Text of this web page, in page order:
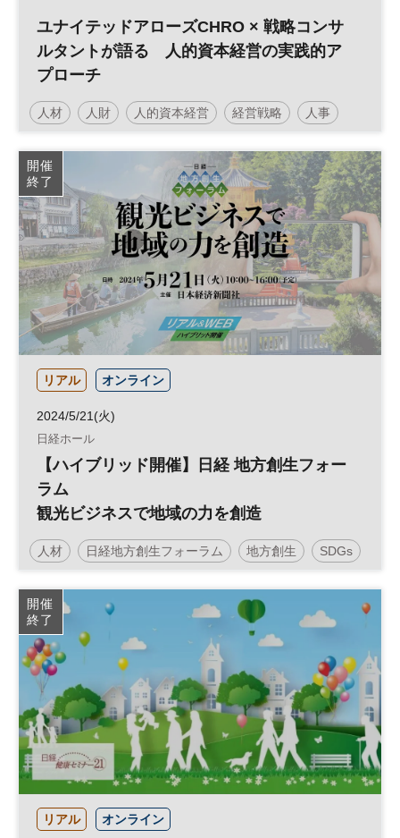
ユナイテッドアローズCHRO × 戦略コンサ
ルタントが語る 人的資本経営の実践的ア
プローチ
人材 人財 人的資本経営 経営戦略 人事
参加無料
開催
終了
リアル オンライン
2024/5/21(火)
日経ホール
【ハイブリッド開催】日経 地方創生フォー
ラム
観光ビジネスで地域の力を創造
人材 日経地方創生フォーラム 地方創生 SDGs
インバウンド 観光
参加無料
開催
終了
リアル オンライン